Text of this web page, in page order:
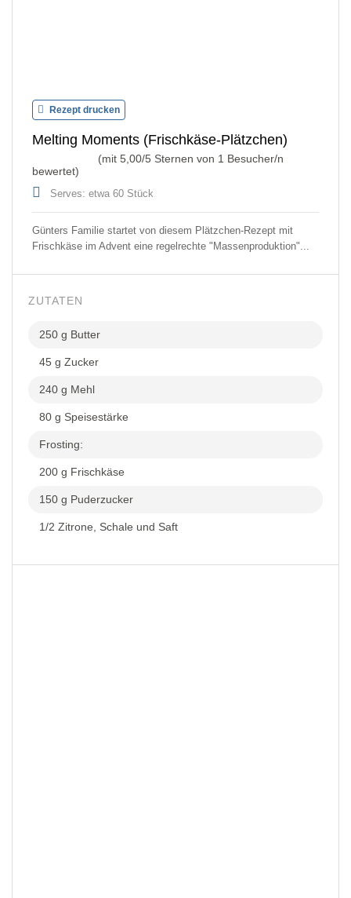
Rezept drucken
Melting Moments (Frischkäse-Plätzchen)
(mit 5,00/5 Sternen von 1 Besucher/n
bewertet)
Serves: etwa 60 Stück
Günters Familie startet von diesem Plätzchen-Rezept mit
Frischkäse im Advent eine regelrechte "Massenproduktion"...
ZUTATEN
250 g Butter
45 g Zucker
240 g Mehl
80 g Speisestärke
Frosting:
200 g Frischkäse
150 g Puderzucker
1/2 Zitrone, Schale und Saft